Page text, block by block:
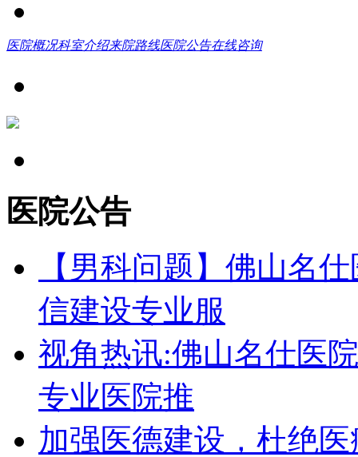
医院概况科室介绍来院路线医院公告在线咨询
医院公告
【男科问题】佛山名
信建设专业服
视角热讯:佛山名仕医
专业医院推
加强医德建设，杜绝